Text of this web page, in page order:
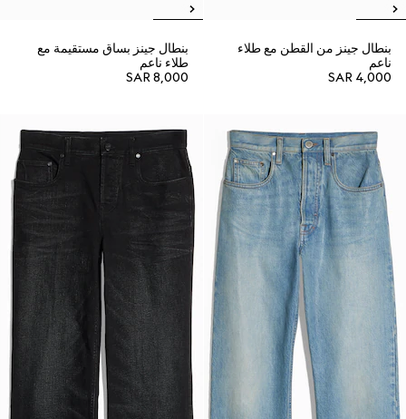
بنطال جينز من القطن مع طلاء
ناعم
SAR 4,000
بنطال جينز بساق مستقيمة مع
طلاء ناعم
SAR 8,000